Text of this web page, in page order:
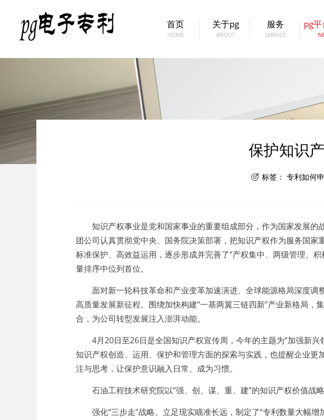
首页
HOME
关于pg
ABOUT
服务
SERVICE
pg
保护知识
 标签： 专利如何
知识产权事业是党和国家事业的重要组成部分，作为国家发展的
团公司认真贯彻党中央、国务院决策部署，把知识产权作为服务国
标准保护、高效益运用，逐步形成并完善了“产权集中、两级管理、
量排序中位列首位。
面对新一轮科技革命和产业变革加速演进、全球能源格局深度调
高质量发展新征程。围绕加快构建“一基两翼三链四新”产业新格局
合，为公司转型发展注入澎湃动能。
4月20日至26日是全国知识产权宣传周，今年的主题为“加强新兴
知识产权创造、运用、保护和管理方面的探索与实践，也提醒企业
注与思考，让保护意识融入日常、成为习惯。
石油工程技术研究院以“强、创、谋、重、建”的知识产权价值战略
强化“三步走”战略。立足现实瞄准长远，制定了“专利数量大幅增